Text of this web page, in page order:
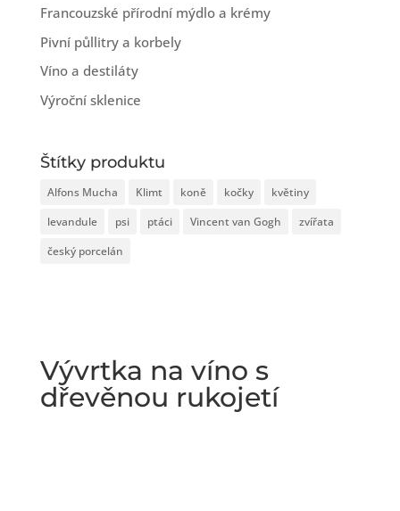
Francouzské přírodní mýdlo a krémy
Pivní půllitry a korbely
Víno a destiláty
Výroční sklenice
Štítky produktu
Alfons Mucha Klimt koně kočky
květiny
levandule
psi ptáci Vincent van Gogh
zvířata
český porcelán
Vývrtka na víno s
dřevěnou rukojetí